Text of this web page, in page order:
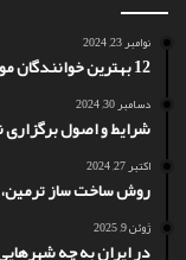
نوامبر 23, 2024
12 بهترین خوانندگان موسیقی کلاسیک ایرانی+ نکات و حقایق جالب
دسامبر 30, 2024
شرایط و اصول برگزاری
اکتبر 27, 2024
روش ساخت ساز ترمین،
ژوئن 9, 2025
در ایران به چه